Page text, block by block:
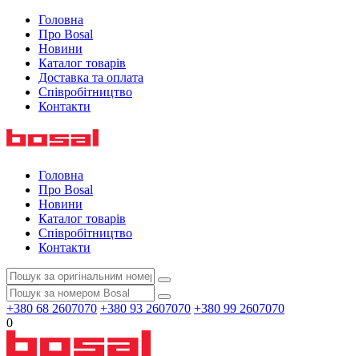
Головна
Про Bosal
Новини
Каталог товарів
Доставка та оплата
Співробітництво
Контакти
Головна
Про Bosal
Новини
Каталог товарів
Співробітництво
Контакти
+380 68 2607070 +380 93 2607070 +380 99 2607070
0